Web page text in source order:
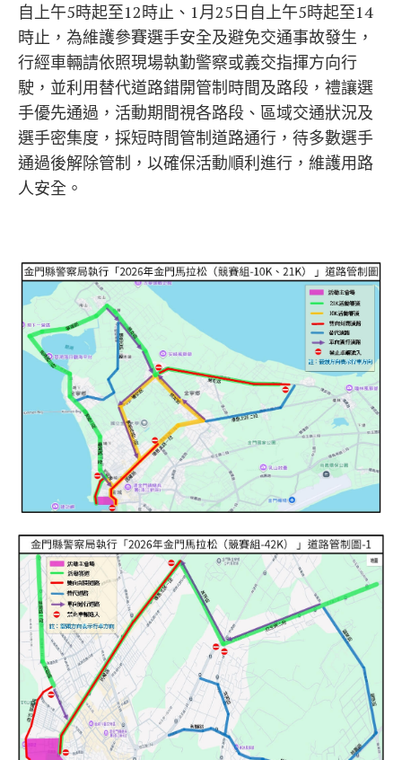
自上午5時起至12時止、1月25日自上午5時起至14
時止，為維護參賽選手安全及避免交通事故發生，
行經車輛請依照現場執勤警察或義交指揮方向行
駛，並利用替代道路錯開管制時間及路段，禮讓選
手優先通過，活動期間視各路段、區域交通狀況及
選手密集度，採短時間管制道路通行，待多數選手
通過後解除管制，以確保活動順利進行，維護用路
人安全。